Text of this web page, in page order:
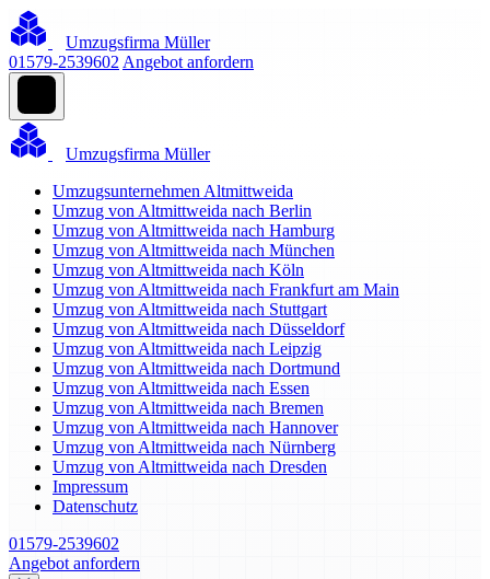
Umzugsfirma Müller
01579-2539602 Angebot anfordern
Umzugsfirma Müller
Umzugsunternehmen Altmittweida
Umzug von Altmittweida nach Berlin
Umzug von Altmittweida nach Hamburg
Umzug von Altmittweida nach München
Umzug von Altmittweida nach Köln
Umzug von Altmittweida nach Frankfurt am Main
Umzug von Altmittweida nach Stuttgart
Umzug von Altmittweida nach Düsseldorf
Umzug von Altmittweida nach Leipzig
Umzug von Altmittweida nach Dortmund
Umzug von Altmittweida nach Essen
Umzug von Altmittweida nach Bremen
Umzug von Altmittweida nach Hannover
Umzug von Altmittweida nach Nürnberg
Umzug von Altmittweida nach Dresden
Impressum
Datenschutz
01579-2539602
Angebot anfordern